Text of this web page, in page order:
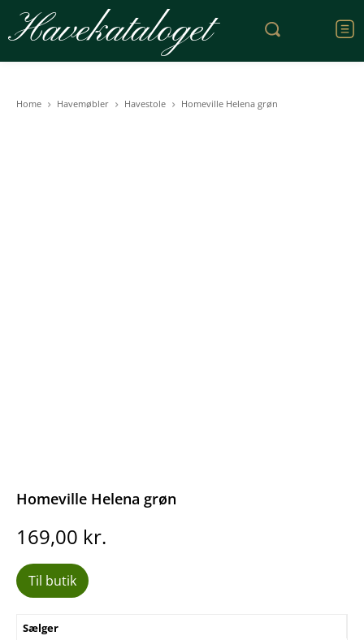
Havekataloget
Home Havemøbler Havestole Homeville Helena grøn
Homeville Helena grøn
169,00 kr.
Til butik
Sælger